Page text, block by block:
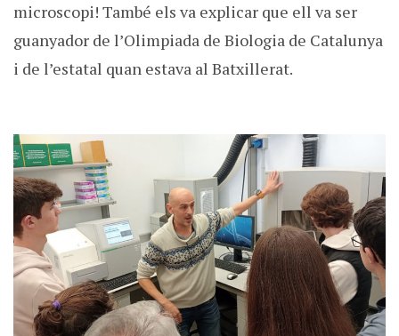
microscopi! També els va explicar que ell va ser
guanyador de l’Olimpiada de Biologia de Catalunya
i de l’estatal quan estava al Batxillerat.